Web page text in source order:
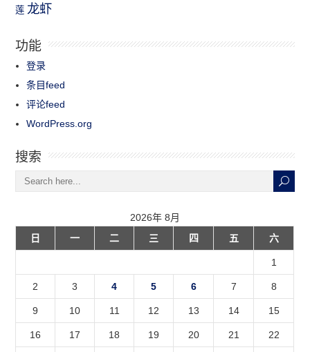
莲 龙虾
功能
登录
条目feed
评论feed
WordPress.org
搜索
2026年 8月
日
一 二 三 四 五 六
1
2 3 4 5 6 7 8
9 10 11 12 13 14 15
16 17 18 19 20 21 22